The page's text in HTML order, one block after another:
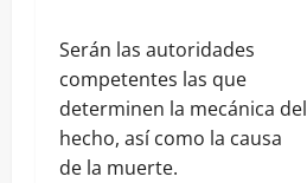
Serán las autoridades
competentes las que
determinen la mecánica del
hecho, así como la causa
de la muerte.